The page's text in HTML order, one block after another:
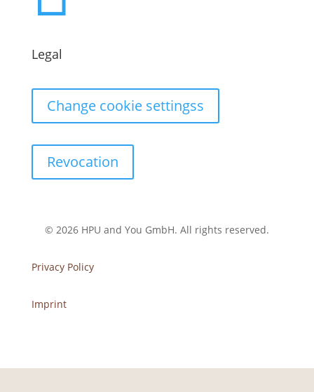
Legal
Change cookie settingss
Revocation
© 2026 HPU and You GmbH. All rights reserved.
Privacy Policy
Imprint